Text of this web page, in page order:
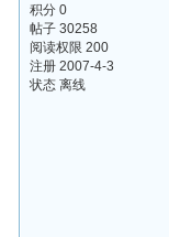
积分 0
帖子 30258
阅读权限 200
注册 2007-4-3
状态 离线